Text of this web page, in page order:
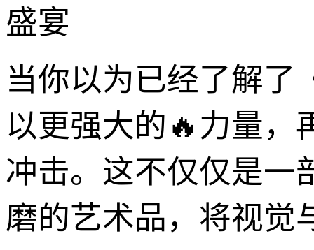
盛宴
当你以为已经了解了
以更强大的🔥力量，
冲击。这不仅仅是一
磨的艺术品，将视觉